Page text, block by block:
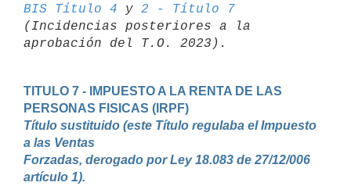
BIS Título 4 y 2 - Título 7
(Incidencias posteriores a la
TITULO 7 - IMPUESTO A LA RENTA DE LAS
Título sustituido (este Título regulaba el Impuesto
a las Ventas
Forzadas, derogado por Ley 18.083 de 27/12/006
artículo 1).